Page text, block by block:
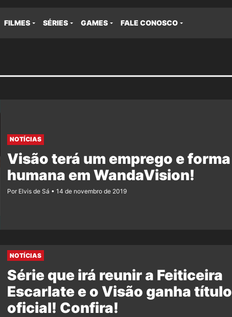
FILMES SÉRIES GAMES FALE CONOSCO
NOTÍCIAS
Visão terá um emprego e forma
humana em WandaVision!
Por Elvis de Sá 14 de novembro de 2019
NOTÍCIAS
Série que irá reunir a Feiticeira
Escarlate e o Visão ganha título
oficial! Confira!